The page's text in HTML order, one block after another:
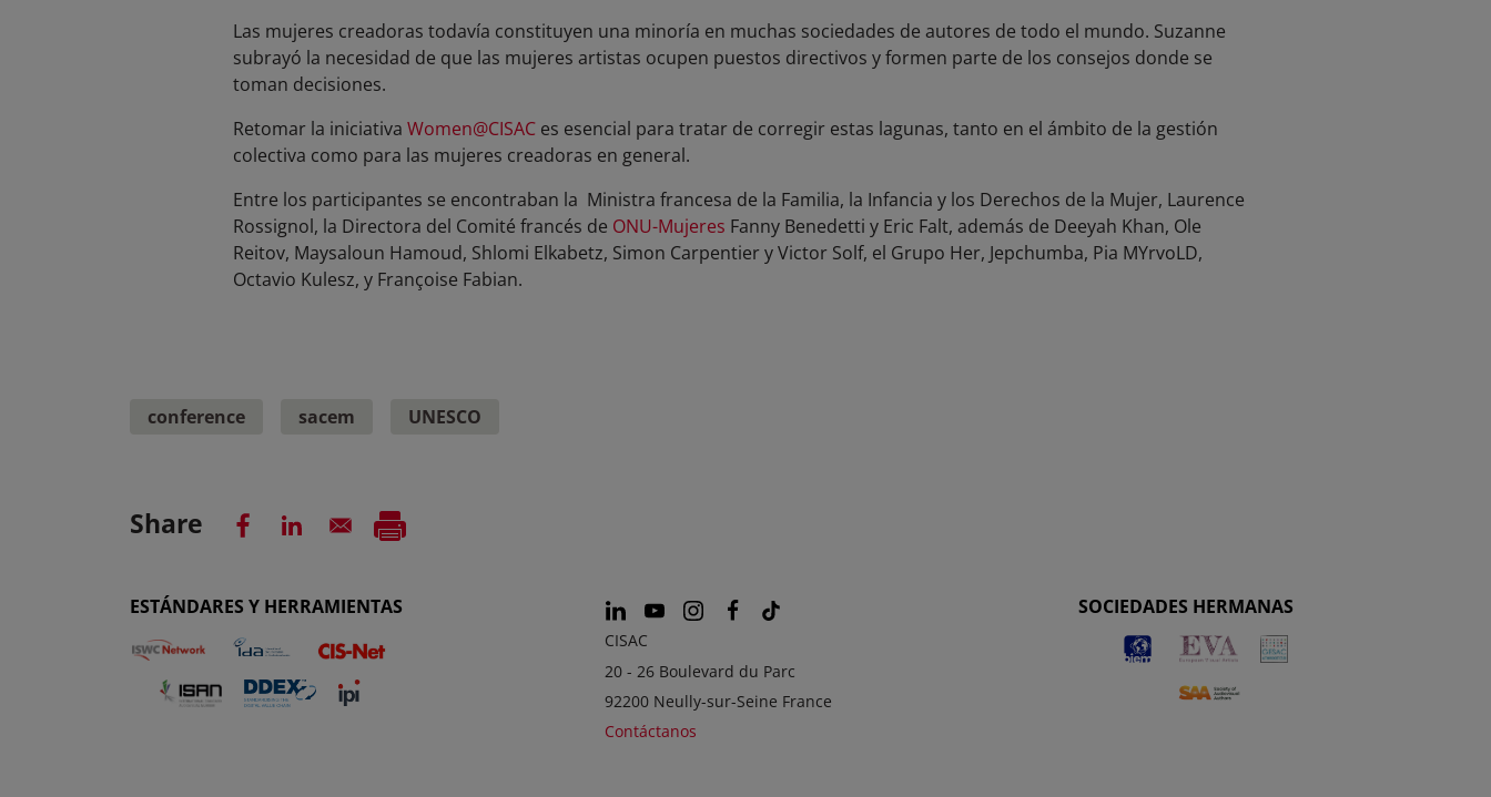
Las mujeres creadoras todavía constituyen una minoría en muchas sociedades de autores de todo el mundo. Suzanne
subrayó la necesidad de que las mujeres artistas ocupen puestos directivos y formen parte de los consejos donde se
toman decisiones.
Retomar la iniciativa Women@CISACes esencial para tratar de corregir estas lagunas, tanto en el ámbito de la gestión
colectiva como para las mujeres creadoras en general.
Entre los participantes se encontraban la Ministra francesa de la Familia, la Infancia y los Derechos de la Mujer, Laurence
Rossignol, la Directora del Comité francés de ONU-Mujeres Fanny Benedetti y Eric Falt, además de Deeyah Khan, Ole
Reitov, Maysaloun Hamoud, Shlomi Elkabetz, Simon Carpentier y Victor Solf, el Grupo Her, Jepchumba, Pia MYrvoLD,
Octavio Kulesz, y Françoise Fabian.
conference sacem UNESCO
Share
ESTÁNDARES Y HERRAMIENTAS
CISAC
20 - 26 Boulevard du Parc
92200 Neully-sur-Seine France
Contáctanos
SOCIEDADES HERMANAS